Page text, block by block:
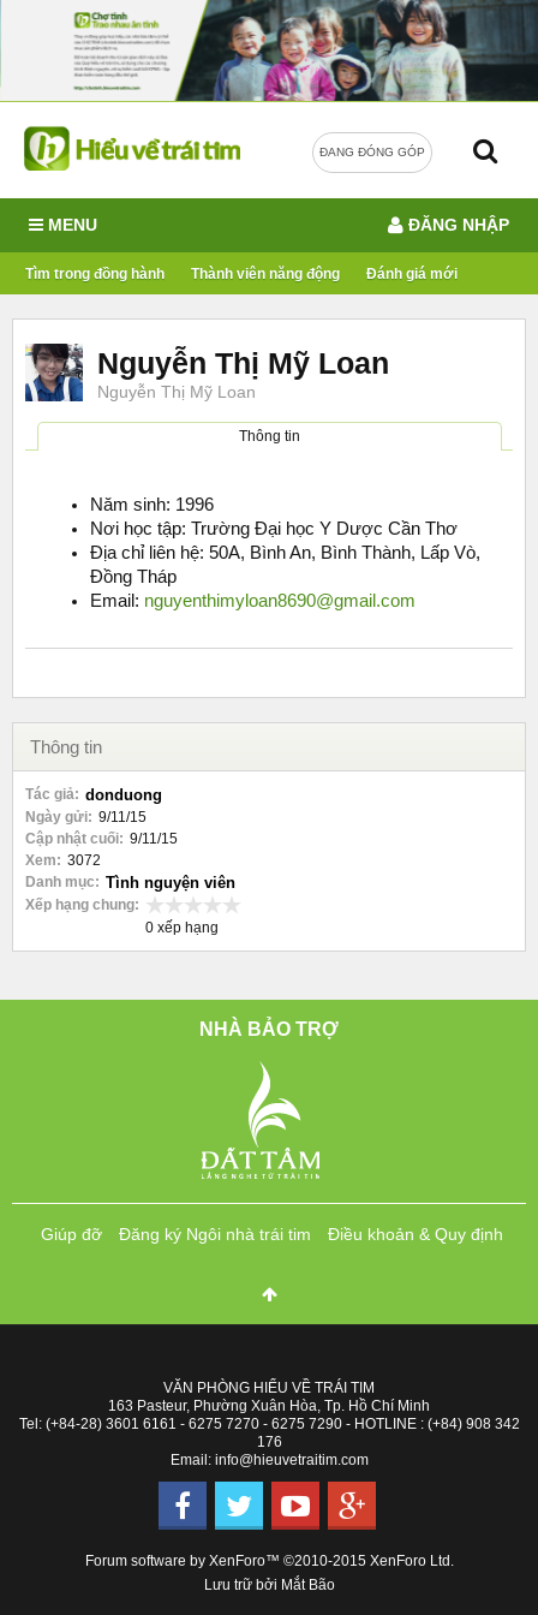
ĐANG ĐÓNG GÓP
MENU
Tìm trong đồng hành Thành viên năng động Đánh giá mới
ĐĂNG NHẬP
Nguyễn Thị Mỹ Loan
Nguyễn Thị Mỹ Loan
Thông tin
Năm sinh: 1996
Nơi học tập: Trường Đại học Y Dược Cần Thơ
Địa chỉ liên hệ: 50A, Bình An, Bình Thành, Lấp Vò,
Đồng Tháp
Email: nguyenthimyloan8690@gmail.com
Thông tin
Tác giả: donduong
Ngày gửi: 9/11/15
Cập nhật cuối: 9/11/15
Xem: 3072
Danh mục: Tình nguyện viên
Xếp hạng chung:
0 xếp hạng
NHÀ BẢO TRỢ
Giúp đỡ Đăng ký Ngôi nhà trái tim Điều khoản & Quy định
VĂN PHÒNG HIỂU VỀ TRÁI TIM
163 Pasteur, Phường Xuân Hòa, Tp. Hồ Chí Minh
Tel: (+84-28) 3601 6161 - 6275 7270 - 6275 7290 - HOTLINE : (+84) 908 342
176
Email: info@hieuvetraitim.com
Forum software by XenForo™ ©2010-2015 XenForo Ltd.
Lưu trữ bởi Mắt Bão